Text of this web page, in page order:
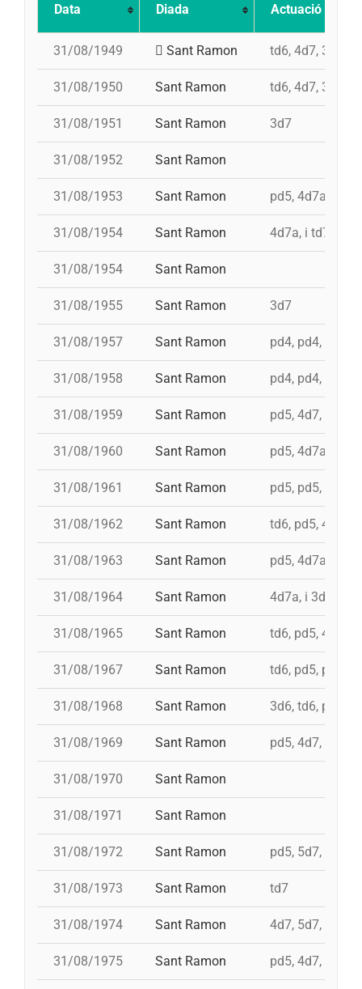
Data Diada Actuació
31/08/1949 Sant Ramon td6, 4d7, 3d7,
31/08/1950 Sant Ramon td6, 4d7, 3d7,
31/08/1951 Sant Ramon 3d7
31/08/1952 Sant Ramon
31/08/1953 Sant Ramon pd5, 4d7ac, id
31/08/1954 Sant Ramon 4d7a, i td7
31/08/1954 Sant Ramon
31/08/1955 Sant Ramon 3d7
31/08/1957 Sant Ramon pd4, pd4, pd4,
31/08/1958 Sant Ramon pd4, pd4, pd5,
31/08/1959 Sant Ramon pd5, 4d7, 3d7
31/08/1960 Sant Ramon pd5, 4d7a, i
31/08/1961 Sant Ramon pd5, pd5, 3d7,
31/08/1962 Sant Ramon td6, pd5, 4d7,
31/08/1963 Sant Ramon pd5, 4d7a, i td7
31/08/1964 Sant Ramon 4d7a, i 3d7s, i
31/08/1965 Sant Ramon td6, pd5, 4d7,
31/08/1967 Sant Ramon td6, pd5, pd5,
31/08/1968 Sant Ramon 3d6, td6, pd5,
31/08/1969 Sant Ramon pd5, 4d7, i td7,
31/08/1970 Sant Ramon
31/08/1971 Sant Ramon
31/08/1972 Sant Ramon pd5, 5d7, td7,
31/08/1973 Sant Ramon td7
31/08/1974 Sant Ramon 4d7, 5d7, 3d7s,
31/08/1975 Sant Ramon pd5, 4d7, 4d7a,